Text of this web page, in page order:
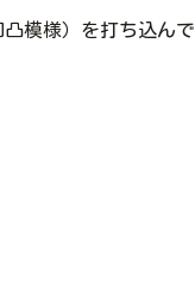
模様）を打ち込んで